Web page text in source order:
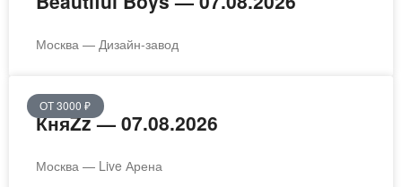
Москва — Дизайн-завод
ОТ 3000 ₽
КняZz — 07.08.2026
Москва — Live Арена